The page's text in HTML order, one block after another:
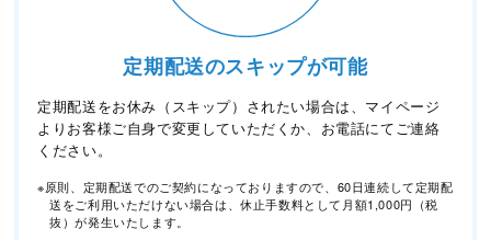
定期配送のスキップが可能
定期配送をお休み（スキップ）されたい場合は、マイページ
よりお客様ご自身で変更していただくか、お電話にてご連絡
ください。
※原則、定期配送でのご契約になっておりますので、60日連続して定期配
送をご利用いただけない場合は、休止手数料として月額1,000円（税
抜）が発生いたします。